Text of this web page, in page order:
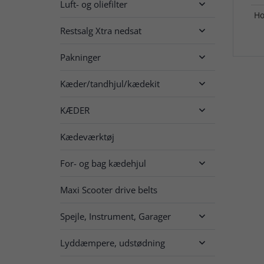
Luft- og oliefilter 
Restsalg Xtra nedsat 
Pakninger 
Kæder/tandhjul/kædekit 
KÆDER 
Kædeværktøj
For- og bag kædehjul 
Maxi Scooter drive belts
Spejle, Instrument, Garager 
Lyddæmpere, udstødning 